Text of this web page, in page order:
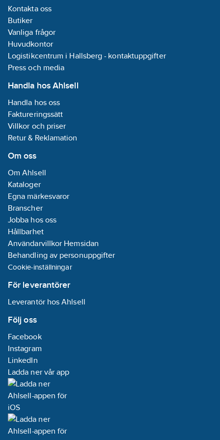
Kontakta oss
Butiker
Vanliga frågor
Huvudkontor
Logistikcentrum i Hallsberg - kontaktuppgifter
Press och media
Handla hos Ahlsell
Handla hos oss
Faktureringssätt
Villkor och priser
Retur & Reklamation
Om oss
Om Ahlsell
Kataloger
Egna märkesvaror
Branscher
Jobba hos oss
Hållbarhet
Användarvillkor Hemsidan
Behandling av personuppgifter
Cookie-inställningar
För leverantörer
Leverantör hos Ahlsell
Följ oss
Facebook
Instagram
LinkedIn
Ladda ner vår app